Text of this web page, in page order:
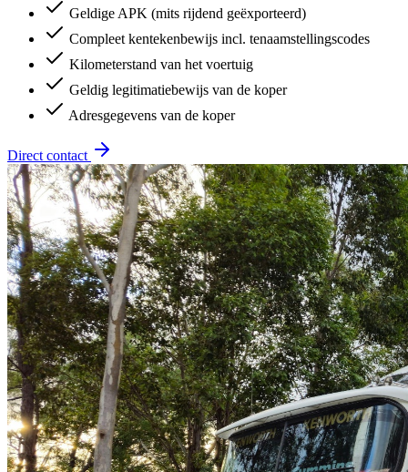
Geldige APK (mits rijdend geëxporteerd)
Compleet kentekenbewijs incl. tenaamstellingscodes
Kilometerstand van het voertuig
Geldig legitimatiebewijs van de koper
Adresgegevens van de koper
Direct contact